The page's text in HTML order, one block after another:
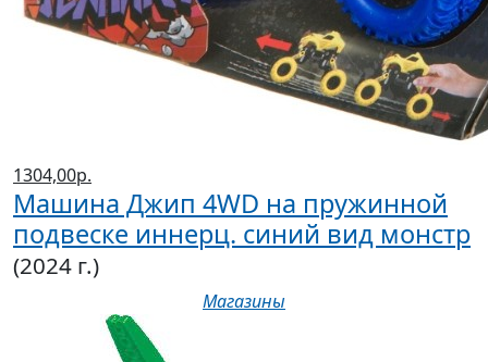
1304,00р.
Машина Джип 4WD на пружинной
подвеске иннерц. синий вид монстр
(2024 г.)
Магазины